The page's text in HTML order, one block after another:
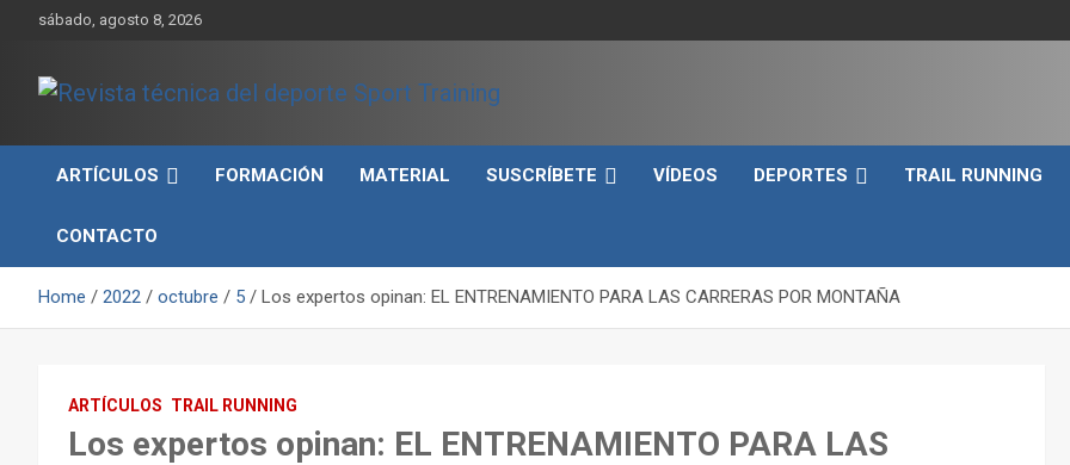
sábado, agosto 8, 2026
Revista técnica del
deporte Sport Training
rendimiento, nutrición y entrenamiento.
ARTÍCULOS
FORMACIÓN MATERIAL SUSCRÍBETE VÍDEOS DEPORTES TRAIL RUNNING
CONTACTO
Home 2022 octubre 5 Los expertos opinan: EL ENTRENAMIENTO PARA LAS CARRERAS POR MONTAÑA
ARTÍCULOS TRAIL RUNNING
Los expertos opinan: EL ENTRENAMIENTO PARA LAS